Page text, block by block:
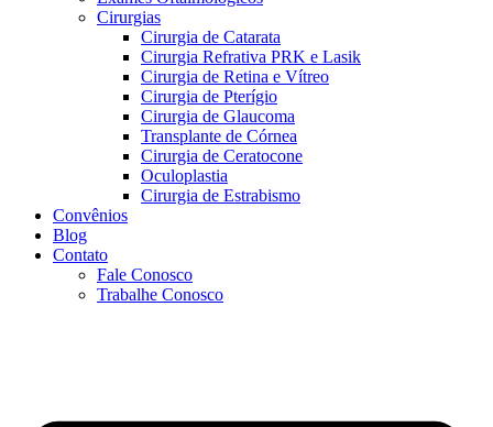
Cirurgias
Cirurgia de Catarata
Cirurgia Refrativa PRK e Lasik
Cirurgia de Retina e Vítreo
Cirurgia de Pterígio
Cirurgia de Glaucoma
Transplante de Córnea
Cirurgia de Ceratocone
Oculoplastia
Cirurgia de Estrabismo
Convênios
Blog
Contato
Fale Conosco
Trabalhe Conosco